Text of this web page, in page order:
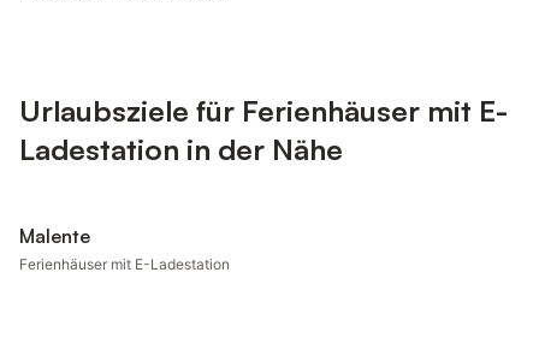
Urlaubsziele für Ferienhäuser mit E-
Ladestation in der Nähe
Malente
Ferienhäuser mit E-Ladestation